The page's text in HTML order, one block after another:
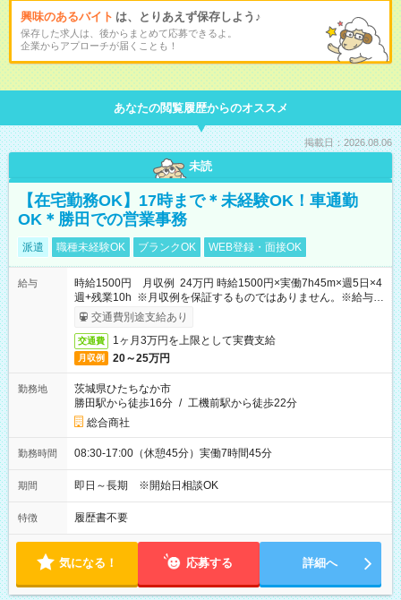
興味のあるバイト は、とりあえず保存しよう♪
保存した求人は、後からまとめて応募できるよ。
企業からアプローチが届くことも！
あなたの閲覧履歴からのオススメ
掲載日：2026.08.06
未読
【在宅勤務OK】17時まで＊未経験OK！車通勤
OK＊勝田での営業事務
派遣 職種未経験OK ブランクOK WEB登録・面接OK
給与
時給1500円 月収例 24万円 時給1500円×実働7h45m×週5日×4
週+残業10h ※月収例を保証するものではありません。※給与即
受取りサービス利用可（利用条件有）
交通費別途支給あり
交通費 1ヶ月3万円を上限として実費支給
月収例 20～25万円
勤務地
茨城県ひたちなか市
勝田駅から徒歩16分 / 工機前駅から徒歩22分
総合商社
勤務時間 08:30-17:00（休憩45分）実働7時間45分
期間 即日～長期 ※開始日相談OK
特徴 履歴書不要
気になる！ 応募する 詳細へ